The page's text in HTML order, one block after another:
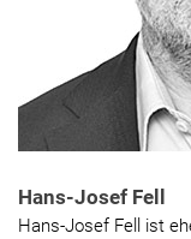
Hans-Josef Fell
Hans-Josef Fell ist